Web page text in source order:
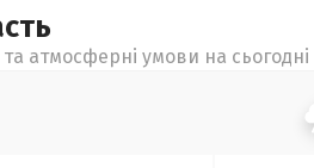
атмосферні умови на сьогодні